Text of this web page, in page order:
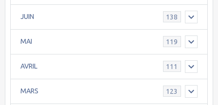
JUIN 138
MAI 119
AVRIL 111
MARS 123